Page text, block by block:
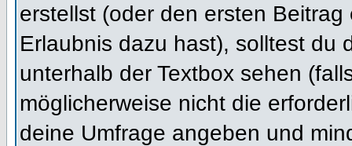
erstellst (oder den ersten
Erlaubnis dazu hast), solltest du
unterhalb der Textbox sehen
möglicherweise nicht die
deine Umfrage angeben und